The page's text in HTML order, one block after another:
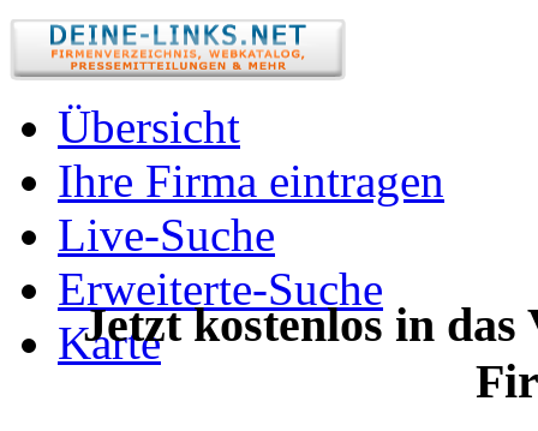
Übersicht
Ihre Firma eintragen
Live-Suche
Erweiterte-Suche
Karte
Jetzt kostenlos in